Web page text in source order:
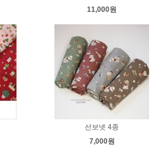
11,000원
선보넷 4종
7,000원